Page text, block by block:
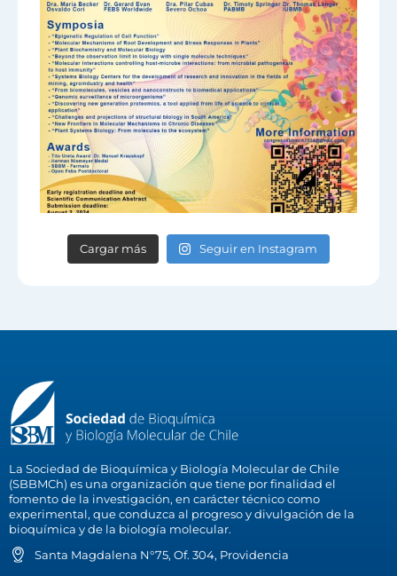
Cargar más Seguir en Instagram
La Sociedad de Bioquímica y Biología Molecular de Chile
(SBBMCh) es una organización que tiene por finalidad el
fomento de la investigación, en carácter técnico como
experimental, que conduzca al progreso y divulgación de la
bioquímica y de la biología molecular.
Santa Magdalena N°75, Of. 304, Providencia